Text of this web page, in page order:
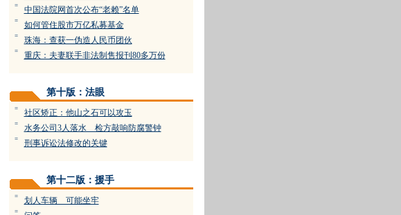
= 中国法院网首次公布“老赖”名单
= 如何管住股市万亿私募基金
= 珠海：查获一伪造人民币团伙
= 重庆：夫妻联手非法制售报刊80多万份
第十版：法眼
= 社区矫正：他山之石可以攻玉
= 水务公司3人落水 检方敲响防腐警钟
= 刑事诉讼法修改的关键
第十二版：援手
= 划人车辆 可能坐牢
=